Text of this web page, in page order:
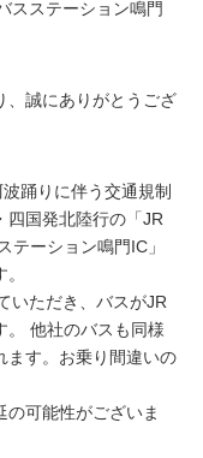
スステーション鳴門
、誠にありがとうござ
踊りに伴う交通規制
四国発北陸行の「JR
テーション鳴門IC」
いただき、バスがJR
。 他社のバスも同様
ます。お乗り間違いの
の可能性がございま